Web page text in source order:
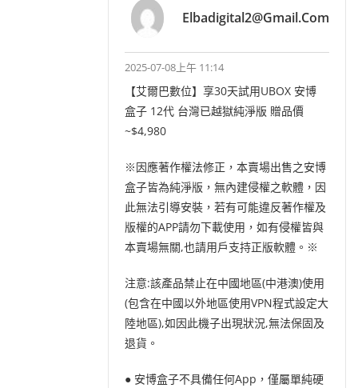
Elbadigital2@gmail.com
2025-07-08上午 11:14
【艾爾巴數位】享30天試用UBOX 安博
盒子 12代 台灣已越獄純淨版 贈品價
~$4,980
※因應著作權法修正，本賣場出售之安博
盒子皆為純淨版，無內建侵權之軟體，因
此無法引導安裝，若有可能違反著作權及
版權的APP請勿下載使用，如有侵權皆與
本賣場無關,也請用戶支持正版軟體。※
注意:該產品禁止在中國地區(中港澳)使用
(包含在中國以外地區使用VPN程式設定大
陸地區),如因此機子出現狀況,無法保固及
退貨。
● 安博盒子不具備任何App，僅屬單純硬